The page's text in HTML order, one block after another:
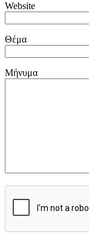
Website
Θέμα
Μήνυμα